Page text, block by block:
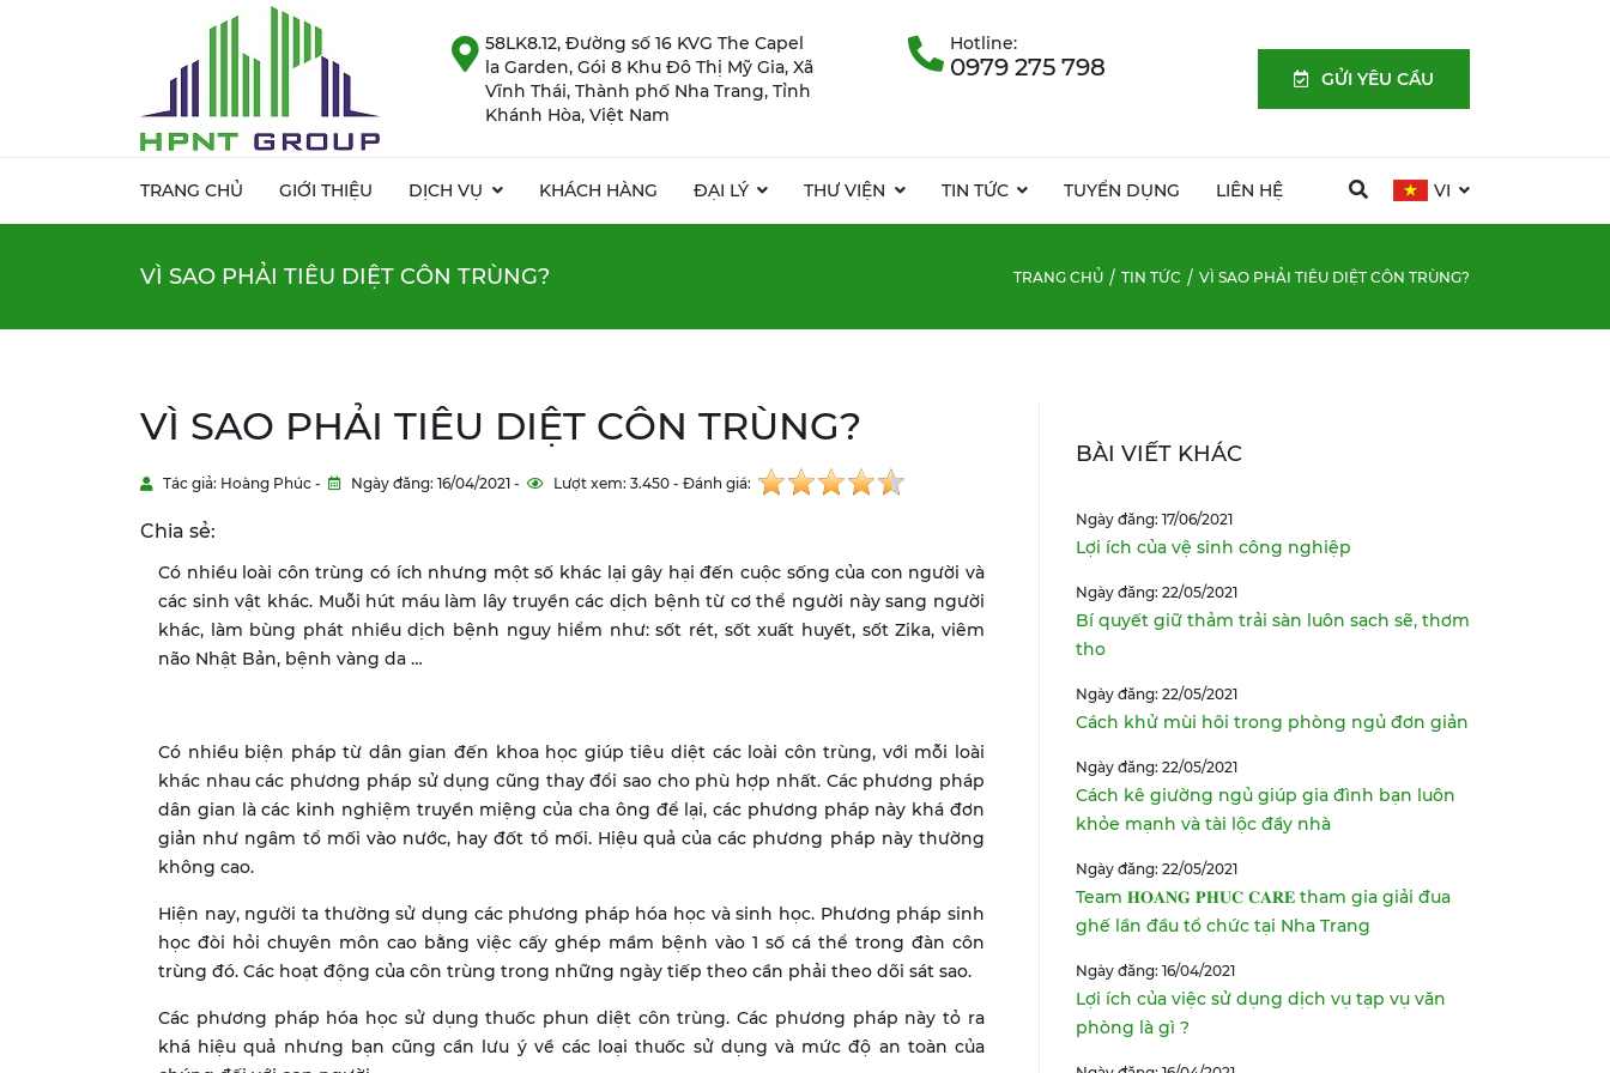
TRANG CHỦ GIỚI THIỆU DỊCH VỤ KHÁCH HÀNG ĐẠI LÝ THƯ VIỆN TIN TỨC TUYỂN DỤNG LIÊN HỆ VI
58LK8.12, Đường số 16 KVG The Capel
la Garden, Gói 8 Khu Đô Thị Mỹ Gia, Xã
Vĩnh Thái, Thành phố Nha Trang, Tỉnh
Khánh Hòa, Việt Nam
Hotline:
0979 275 798 GỬI YÊU CẦU
VÌ SAO PHẢI TIÊU DIỆT CÔN TRÙNG? TRANG CHỦ TIN TỨC VÌ SAO PHẢI TIÊU DIỆT CÔN TRÙNG?
VÌ SAO PHẢI TIÊU DIỆT CÔN TRÙNG?
Tác giả: Hoàng Phúc - Ngày đăng: 16/04/2021 - Lượt xem: 3.450 - Đánh giá:
Chia sẻ:
Có nhiều loài côn trùng có ích nhưng một số khác lại gây hại đến cuộc sống của con người và
các sinh vật khác. Muỗi hút máu làm lây truyền các dịch bệnh từ cơ thể người này sang người
khác, làm bùng phát nhiều dịch bệnh nguy hiểm như: sốt rét, sốt xuất huyết, sốt Zika, viêm
não Nhật Bản, bệnh vàng da …
Có nhiều biện pháp từ dân gian đến khoa học giúp tiêu diệt các loài côn trùng, với mỗi loài
khác nhau các phương pháp sử dụng cũng thay đổi sao cho phù hợp nhất. Các phương pháp
dân gian là các kinh nghiệm truyền miệng của cha ông để lại, các phương pháp này khá đơn
giản như ngâm tổ mối vào nước, hay đốt tổ mối. Hiệu quả của các phương pháp này thường
không cao.
Hiện nay, người ta thường sử dụng các phương pháp hóa học và sinh học. Phương pháp sinh
học đòi hỏi chuyên môn cao bằng việc cấy ghép mầm bệnh vào 1 số cá thể trong đàn côn
trùng đó. Các hoạt động của côn trùng trong những ngày tiếp theo cần phải theo dõi sát sao.
Các phương pháp hóa học sử dụng thuốc phun diệt côn trùng. Các phương pháp này tỏ ra
khá hiệu quả nhưng bạn cũng cần lưu ý về các loại thuốc sử dụng và mức độ an toàn của
BÀI VIẾT KHÁC
Ngày đăng: 17/06/2021
Lợi ích của vệ sinh công nghiệp
Ngày đăng: 22/05/2021
Bí quyết giữ thảm trải sàn luôn sạch sẽ, thơm
tho
Ngày đăng: 22/05/2021
Cách khử mùi hôi trong phòng ngủ đơn giản
Ngày đăng: 22/05/2021
Cách kê giường ngủ giúp gia đình bạn luôn
khỏe mạnh và tài lộc đầy nhà
Ngày đăng: 22/05/2021
Team 𝐇𝐎𝐀𝐍𝐆 𝐏𝐇𝐔𝐂 𝐂𝐀𝐑𝐄 tham gia giải đua
ghế lần đầu tổ chức tại Nha Trang
Ngày đăng: 16/04/2021
Lợi ích của việc sử dụng dịch vụ tạp vụ văn
phòng là gì ?